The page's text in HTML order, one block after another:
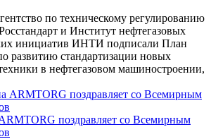
по техническому регулированию
и Институт нефтегазовых
инициатив ИНТИ подписали План
развитию стандартизации новых
в нефтегазовом машиностроении,
поздравляет со Всемирным